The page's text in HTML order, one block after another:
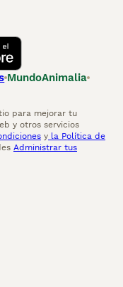
MundoAnimalia
para mejorar tu
y otros servicios
y la Política de
Administrar tus